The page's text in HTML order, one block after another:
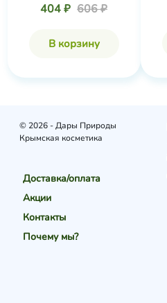
404 ₽ 606 ₽
В корзину
© 2026 - Дары Природы
Крымская косметика
Доставка/оплата
Акции
Контакты
Почему мы?